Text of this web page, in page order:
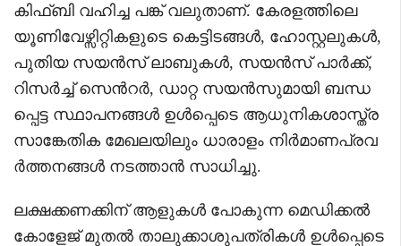
കിഫ്ബി വഹിച്ച പങ്ക് വലുതാണ്. കേരളത്തിലെ
യൂണിവേഴ്സിറ്റികളുടെ കെട്ടിടങ്ങൾ, ഹോസ്റ്റലുകൾ,
പുതിയ സയൻസ് ലാബുകൾ, സയൻസ് പാർക്ക്,
റിസർച്ച് സെൻറർ, ഡാറ്റ സയൻസുമായി ബന്ധ
പ്പെട്ട സ്ഥാപനങ്ങൾ ഉൾപ്പെടെ ആധുനികശാസ്ത്ര
സാങ്കേതിക മേഖലയിലും ധാരാളം നിർമാണപ്രവ
ർത്തനങ്ങൾ നടത്താൻ സാധിച്ചു.
ലക്ഷക്കണക്കിന് ആളുകൾ പോകുന്ന മെഡിക്കൽ
കോളേജ് മുതൽ താലുക്കാശുപത്രികൾ ഉൾപ്പെടെ